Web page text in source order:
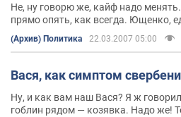
Не, ну говорю же, кайф надо
прямо опять, как всегда. Ющенко,
отряхнув от пыли терновый венец
объединенной оппозиции, тут же
удовлетворения собой доложил
очередных договоренностях с
(Архив) Политика 22.03.2007 05:00
Вася, как симптом
Ну, и как вам наш Вася? Я ж
гоблин рядом — козявка. Надо же!